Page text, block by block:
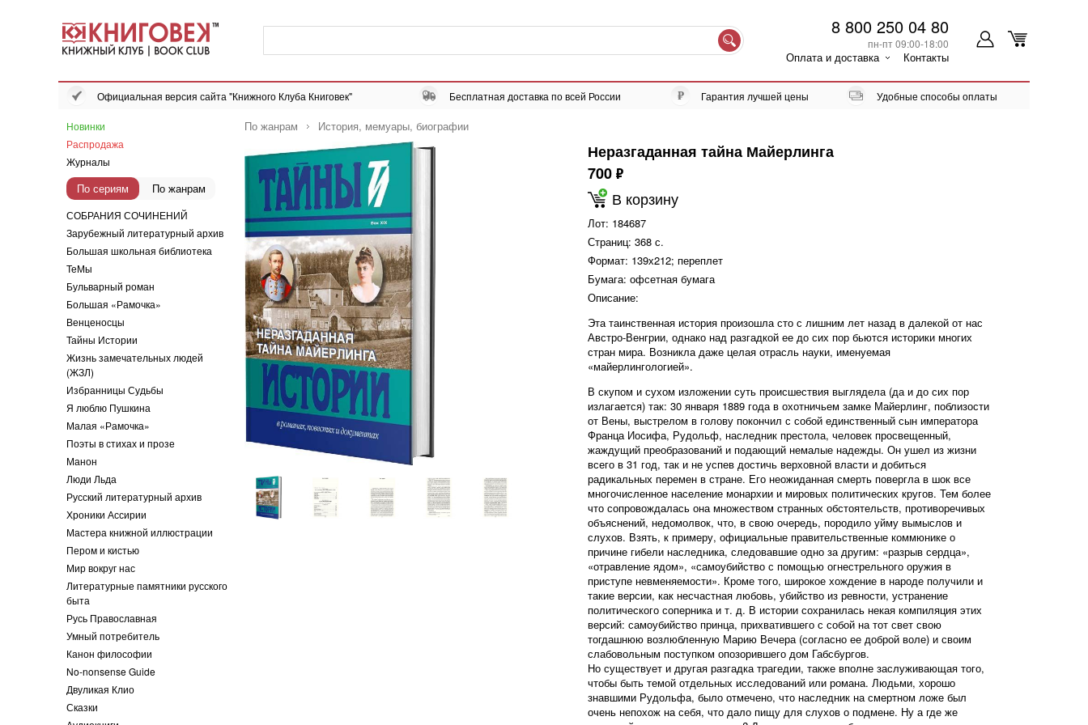
8 800 250 04 80
пн-пт 09:00-18:00
Оплата и доставка Контакты
Официальная версия сайта "Книжного Клуба Книговек" Бесплатная доставка по всей России Гарантия лучшей цены Удобные способы оплаты
Новинки
Распродажа
Журналы
По сериям По жанрам
СОБРАНИЯ СОЧИНЕНИЙ
Зарубежный литературный архив
Большая школьная библиотека
ТеМы
Бульварный роман
Большая «Рамочка»
Венценосцы
Тайны Истории
Жизнь замечательных людей
(ЖЗЛ)
Избранницы Судьбы
Я люблю Пушкина
Малая «Рамочка»
Поэты в стихах и прозе
Манон
Люди Льда
Русский литературный архив
Хроники Ассирии
Мастера книжной иллюстрации
Пером и кистью
Мир вокруг нас
Литературные памятники русского
быта
Русь Православная
Умный потребитель
Канон философии
No-nonsense Guide
Двуликая Клио
Сказки
По жанрам История, мемуары, биографии
Неразгаданная тайна Майерлинга
700 ф
В корзину
Лот: 184687
Страниц: 368 с.
Формат: 139х212; переплет
Бумага: офсетная бумага
Описание:
Эта таинственная история произошла сто с лишним лет назад в далекой от нас
Австро-Венгрии, однако над разгадкой ее до сих пор бьются историки многих
стран мира. Возникла даже целая отрасль науки, именуемая
«майерлингологией».
В скупом и сухом изложении суть происшествия выглядела (да и до сих пор
излагается) так: 30 января 1889 года в охотничьем замке Майерлинг, поблизости
от Вены, выстрелом в голову покончил с собой единственный сын императора
Франца Иосифа, Рудольф, наследник престола, человек просвещенный,
жаждущий преобразований и подающий немалые надежды. Он ушел из жизни
всего в 31 год, так и не успев достичь верховной власти и добиться
радикальных перемен в стране. Его неожиданная смерть повергла в шок все
многочисленное население монархии и мировых политических кругов. Тем более
что сопровождалась она множеством странных обстоятельств, противоречивых
объяснений, недомолвок, что, в свою очередь, породило уйму вымыслов и
слухов. Взять, к примеру, официальные правительственные коммюнике о
причине гибели наследника, следовавшие одно за другим: «разрыв сердца»,
«отравление ядом», «самоубийство с помощью огнестрельного оружия в
приступе невменяемости». Кроме того, широкое хождение в народе получили и
такие версии, как несчастная любовь, убийство из ревности, устранение
политического соперника и т. д. В истории сохранилась некая компиляция этих
версий: самоубийство принца, прихватившего с собой на тот свет свою
тогдашнюю возлюбленную Марию Вечера (согласно ее доброй воле) и своим
слабовольным поступком опозорившего дом Габсбургов.
Но существует и другая разгадка трагедии, также вполне заслуживающая того,
чтобы быть темой отдельных исследований или романа. Людьми, хорошо
знавшими Рудольфа, было отмечено, что наследник на смертном ложе был
очень непохож на себя, что дало пищу для слухов о подмене. Ну а где же